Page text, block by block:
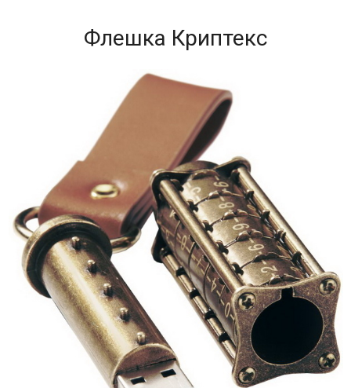
Флешка Криптекс